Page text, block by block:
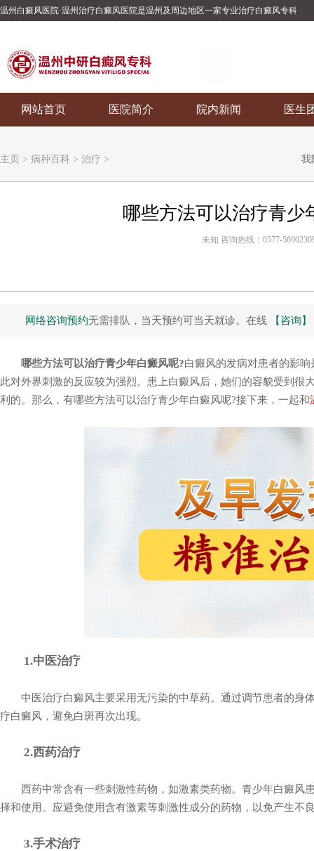
温州白癜风医院·温州治疗白癜风医院是温州及周边地区一家专业治疗白癜风专科
网站首页 医院简介 院内新闻 医生
主页 > 病种百科 > 治疗 > 我
哪些方法可以治疗青少
未知 咨询热线：0577-
网络咨询预约无需排队，当天预约可当天就诊。在线 【咨询】
哪些方法可以治疗青少年白癜风呢?白癜风的发病对患者的影
此对外界刺激的反应较为强烈。患上白癜风后，她们的容貌受到很
利的。那么，有哪些方法可以治疗青少年白癜风呢?接下来，一起和
1.中医治疗
中医治疗白癜风主要采用无污染的中草药。通过调节患者的身
疗白癜风，避免白斑再次出现。
2.西药治疗
西药中常含有一些刺激性药物，如激素类药物。青少年白癜风
择和使用。应避免使用含有激素等刺激性成分的药物，以免产生不
3.手术治疗